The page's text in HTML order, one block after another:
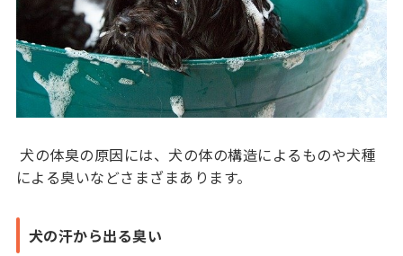
犬の体臭の原因には、犬の体の構造によるものや犬種
による臭いなどさまざまあります。
犬の汗から出る臭い